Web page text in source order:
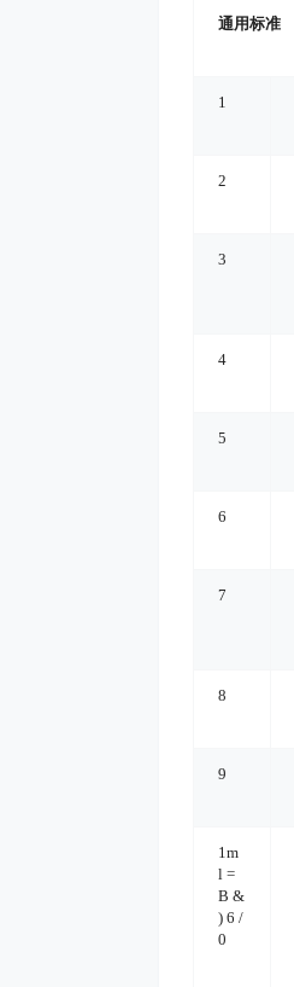
通用标准
1
2
3
4
5
6
7
8
9
1 m
l =
B &
) 6 /
0